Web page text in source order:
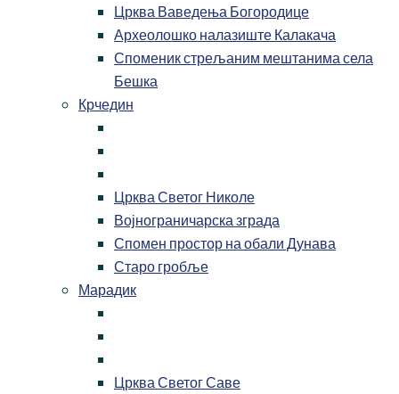
Црква Ваведења Богородице
Археолошко налазиште Калакача
Споменик стрељаним мештанима села
Бешка
Крчедин
Црква Светог Николе
Војнограничарска зграда
Спомен простор на обали Дунава
Старо гробље
Марадик
Црква Светог Саве